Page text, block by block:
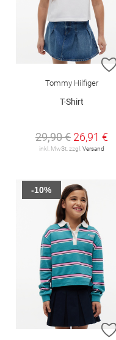
Tommy Hilfiger
T-Shirt
29,90 € 26,91 €
inkl. MwSt. zzgl. Versand
-10%